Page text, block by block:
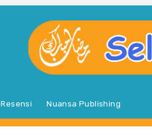
Resensi Nuansa Publishing